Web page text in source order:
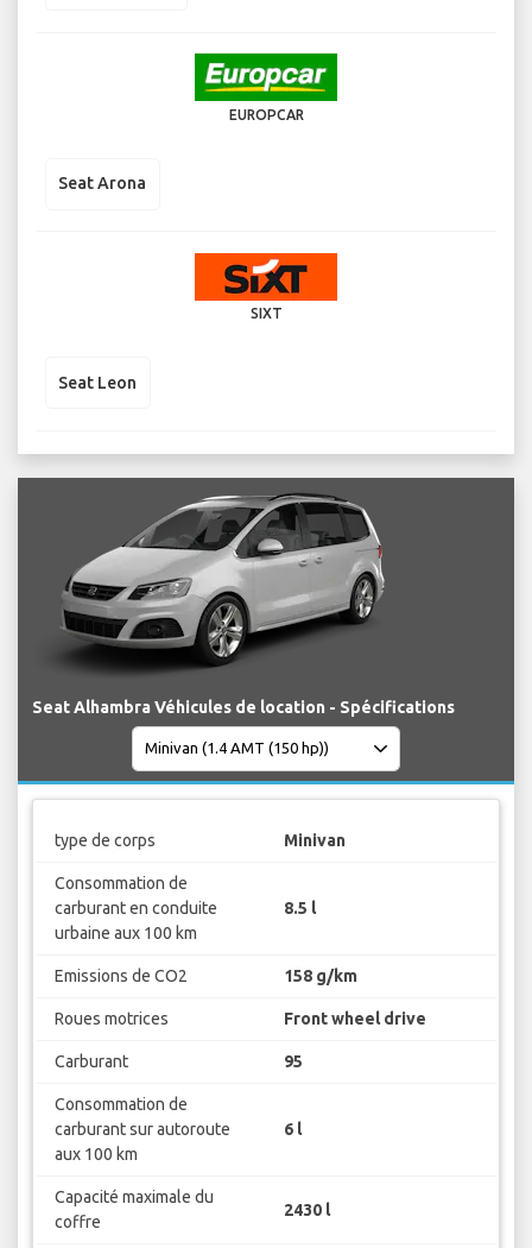
EUROPCAR
Seat Arona
SIXT
Seat Leon
Seat Alhambra Véhicules de location - Spécifications
type de corps Minivan
Consommation de
carburant en conduite
urbaine aux 100 km
8.5 l
Emissions de CO2 158 g/km
Roues motrices Front wheel drive
Carburant 95
Consommation de
carburant sur autoroute
aux 100 km
6 l
Capacité maximale du
coffre
2430 l